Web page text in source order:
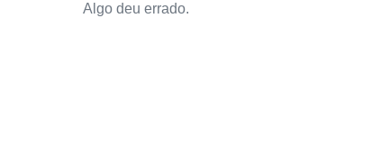
Algo deu errado.